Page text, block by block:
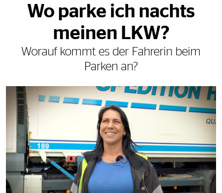
Wo parke ich nachts
meinen LKW?
Worauf kommt es der Fahrerin beim
Parken an?